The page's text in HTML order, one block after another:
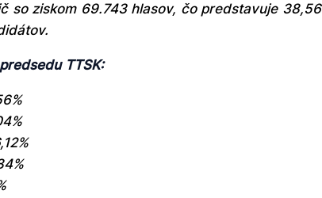
so ziskom 69.743 hlasov, čo predstavuje
TTSK: